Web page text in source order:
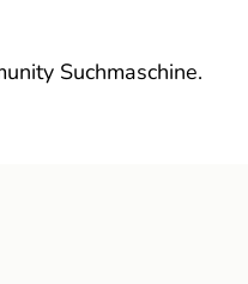
Suchmaschine.